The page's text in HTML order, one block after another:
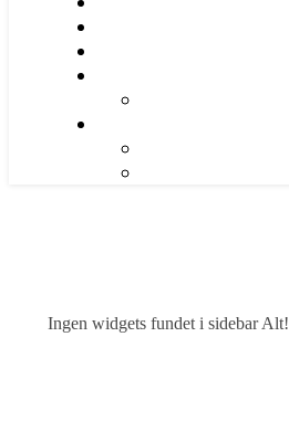
Ingen widgets fundet i sidebar Alt!